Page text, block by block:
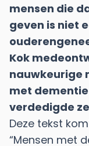
mensen die
geven is niet
Kok
nauwkeurige
met
verdedigde
Deze tekst
“Mensen met